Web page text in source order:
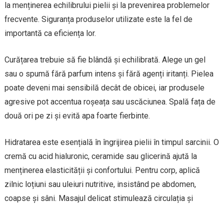
la menținerea echilibrului pielii și la prevenirea problemelor
frecvente. Siguranța produselor utilizate este la fel de
importantă ca eficiența lor.
Curățarea trebuie să fie blândă și echilibrată. Alege un gel
sau o spumă fără parfum intens și fără agenți iritanți. Pielea
poate deveni mai sensibilă decât de obicei, iar produsele
agresive pot accentua roșeața sau uscăciunea. Spală fața de
două ori pe zi și evită apa foarte fierbinte.
Hidratarea este esențială în îngrijirea pielii în timpul sarcinii. O
cremă cu acid hialuronic, ceramide sau glicerină ajută la
menținerea elasticității și confortului. Pentru corp, aplică
zilnic loțiuni sau uleiuri nutritive, insistând pe abdomen,
coapse și sâni. Masajul delicat stimulează circulația și